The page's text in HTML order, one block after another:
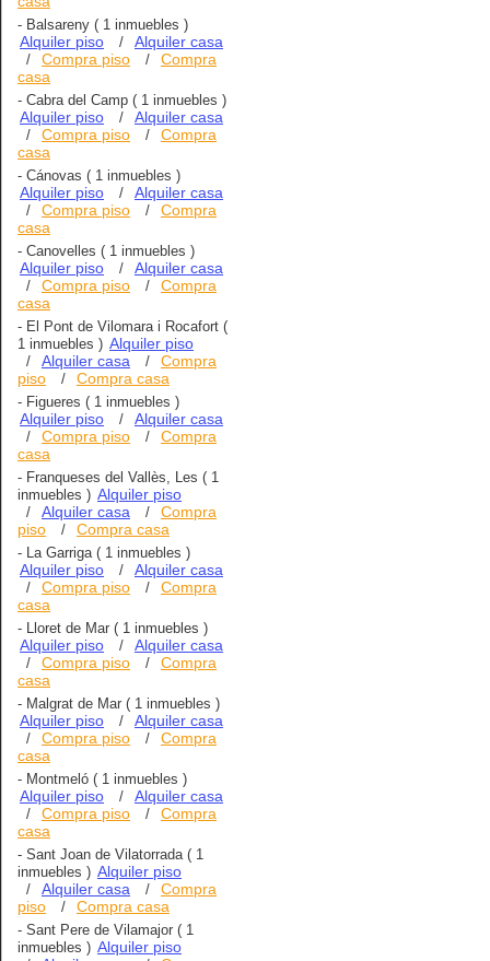
- Balsareny ( 1 inmuebles )
Alquiler piso / Alquiler casa
/ Compra piso /
Compra
casa
- Cabra del Camp ( 1 inmuebles )
Alquiler piso / Alquiler casa
/ Compra piso /
Compra
casa
- Cánovas ( 1 inmuebles )
Alquiler piso / Alquiler casa
/ Compra piso /
Compra
casa
- Canovelles ( 1 inmuebles )
Alquiler piso / Alquiler casa
/ Compra piso /
Compra
casa
- El Pont de Vilomara i Rocafort (
1 inmuebles ) Alquiler piso
/ Alquiler casa /
Compra
piso
/ Compra casa
- Figueres ( 1 inmuebles )
Alquiler piso / Alquiler casa
/ Compra piso /
Compra
casa
- Franqueses del Vallès, Les ( 1
inmuebles ) Alquiler piso
/ Alquiler casa /
Compra
piso
/ Compra casa
- La Garriga( 1 inmuebles )
Alquiler piso / Alquiler casa
/ Compra piso /
Compra
casa
- Lloret de Mar ( 1 inmuebles )
Alquiler piso / Alquiler casa
/ Compra piso /
Compra
casa
- Malgrat de Mar ( 1 inmuebles )
Alquiler piso / Alquiler casa
/ Compra piso /
Compra
casa
- Montmeló ( 1 inmuebles )
Alquiler piso / Alquiler casa
/ Compra piso /
Compra
casa
- Sant Joan de Vilatorrada( 1
inmuebles ) Alquiler piso
/ Alquiler casa /
Compra
piso
/ Compra casa
- Sant Pere de Vilamajor ( 1
inmuebles ) Alquiler piso